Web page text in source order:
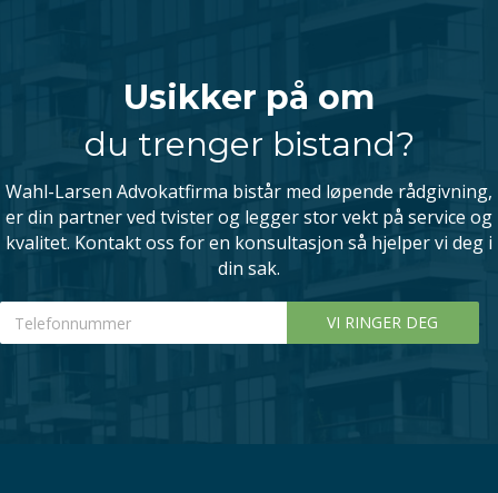
Usikker på om
du trenger bistand?
Wahl-Larsen Advokatfirma bistår med løpende rådgivning,
er din partner ved tvister og legger stor vekt på service og
kvalitet. Kontakt oss for en konsultasjon så hjelper vi deg i
din sak.